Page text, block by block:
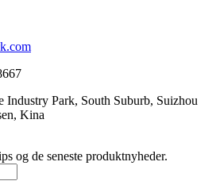
Industry Park, South Suburb, Suizhou
Kina
og de seneste produktnyheder.